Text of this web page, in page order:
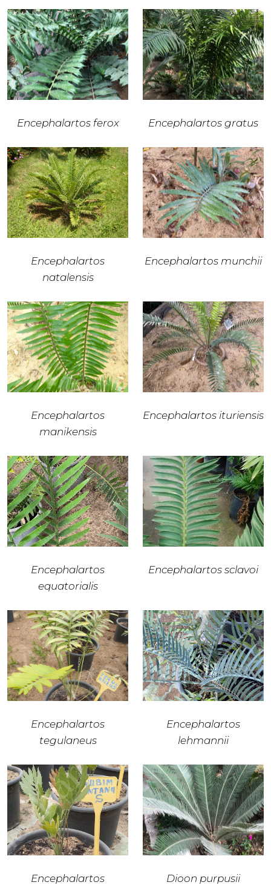
Encephalartos ferox Encephalartos gratus
Encephalartos
natalensis
Encephalartos munchii
Encephalartos
manikensis
Encephalartos ituriensis
Encephalartos
equatorialis
Encephalartos sclavoi
Encephalartos
tegulaneus
Encephalartos
lehmannii
Encephalartos
Dioon purpusii